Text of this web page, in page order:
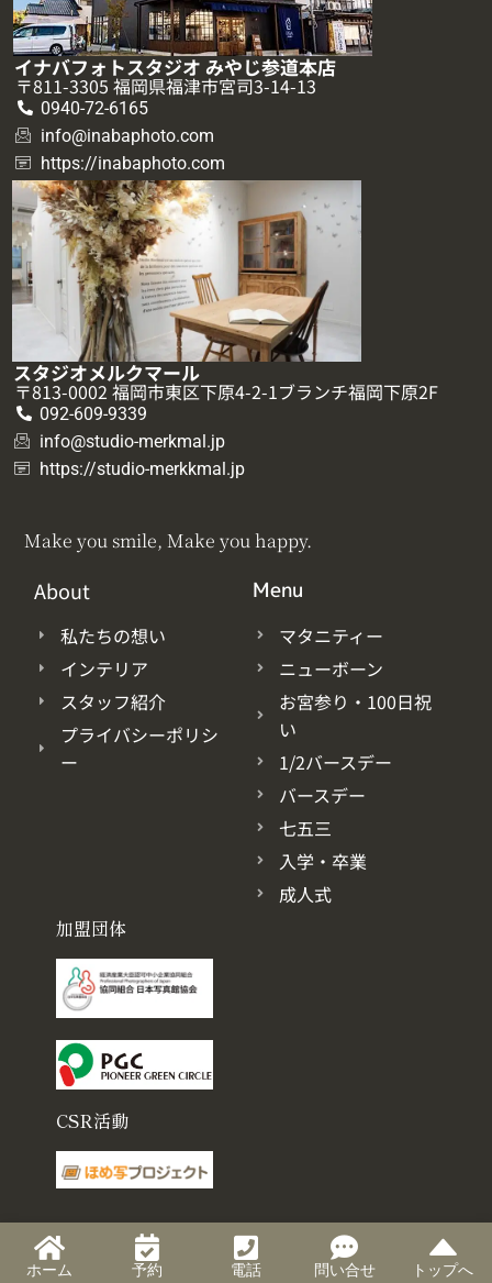
イナバフォトスタジオ みやじ参道本店
〒811-3305 福岡県福津市宮司3-14-13
0940-72-6165
info@inabaphoto.com
https://inabaphoto.com
スタジオメルクマール
〒813-0002 福岡市東区下原4-2-1ブランチ福岡下原2F
092-609-9339
info@studio-merkmal.jp
https://studio-merkkmal.jp
Make you smile, Make you happy.
About
私たちの想い
インテリア
スタッフ紹介
プライバシーポリシ
ー
Menu
マタニティー
ニューボーン
お宮参り・100日祝
い
1/2バースデー
バースデー
七五三
入学・卒業
成人式
加盟団体
CSR活動
ホーム 予約 電話 問い合せ トップへ